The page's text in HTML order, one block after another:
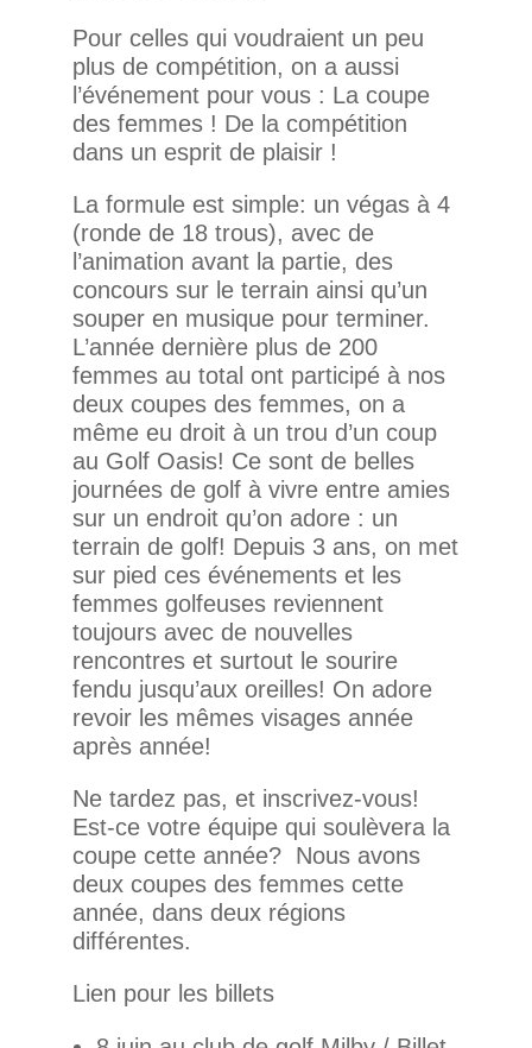
Pour celles qui voudraient un peu
plus de compétition, on a aussi
l’événement pour vous : La coupe
des femmes ! De la compétition
dans un esprit de plaisir !
La formule est simple: un végas à 4
(ronde de 18 trous), avec de
l’animation avant la partie, des
concours sur le terrain ainsi qu’un
souper en musique pour terminer.
L’année dernière plus de 200
femmes au total ont participé à nos
deux coupes des femmes, on a
même eu droit à un trou d’un coup
au Golf Oasis! Ce sont de belles
journées de golf à vivre entre amies
sur un endroit qu’on adore : un
terrain de golf! Depuis 3 ans, on met
sur pied ces événements et les
femmes golfeuses reviennent
toujours avec de nouvelles
rencontres et surtout le sourire
fendu jusqu’aux oreilles! On adore
revoir les mêmes visages année
après année!
Ne tardez pas, et inscrivez-vous!
Est-ce votre équipe qui soulèvera la
coupe cette année? Nous avons
deux coupes des femmes cette
année, dans deux régions
différentes.
Lien pour les billets